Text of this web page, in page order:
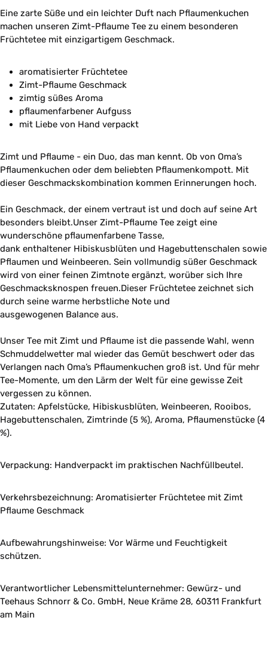
Eine zarte Süße und ein leichter Duft nach Pflaumenkuchen
machen unseren Zimt-Pflaume Tee zu einem besonderen
Früchtetee mit einzigartigem Geschmack.
aromatisierter Früchtetee
Zimt-Pflaume Geschmack
zimtig süßes Aroma
pflaumenfarbener Aufguss
mit Liebe von Hand verpackt
Zimt und Pflaume - ein Duo, das man kennt. Ob von Oma’s
Pflaumenkuchen oder dem beliebten Pflaumenkompott. Mit
dieser Geschmackskombination kommen Erinnerungen hoch.
Ein Geschmack, der einem vertraut ist und doch auf seine Art
besonders bleibt.Unser Zimt-Pflaume Tee zeigt eine
wunderschöne pflaumenfarbene Tasse,
dank enthaltener Hibiskusblüten und Hagebuttenschalen sowie
Pflaumen und Weinbeeren. Sein vollmundig süßer Geschmack
wird von einer feinen Zimtnote ergänzt, worüber sich Ihre
Geschmacksknospen freuen.Dieser Früchtetee zeichnet sich
durch seine warme herbstliche Note und
ausgewogenen Balance aus.
Unser Tee mit Zimt und Pflaume ist die passende Wahl, wenn
Schmuddelwetter mal wieder das Gemüt beschwert oder das
Verlangen nach Oma’s Pflaumenkuchen groß ist. Und für mehr
Tee-Momente, um den Lärm der Welt für eine gewisse Zeit
vergessen zu können.
Zutaten: Apfelstücke, Hibiskusblüten, Weinbeeren, Rooibos,
Hagebuttenschalen, Zimtrinde (5 %), Aroma, Pflaumenstücke (4
%).
Verpackung: Handverpackt im praktischen Nachfüllbeutel.
Verkehrsbezeichnung: Aromatisierter Früchtetee mit Zimt
Pflaume Geschmack
Aufbewahrungshinweise: Vor Wärme und Feuchtigkeit
schützen.
Verantwortlicher Lebensmittelunternehmer: Gewürz- und
Teehaus Schnorr & Co. GmbH, Neue Kräme 28, 60311 Frankfurt
am Main